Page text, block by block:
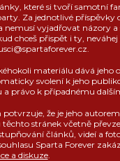
které si tvoří samotní
Za jednotlivé příspěvky
nemusí vyjadřovat názory a
chceš přispět i ty,
materiálu dává jeho
svolení k jeho
právo k případnému
že je jeho
těchto stránek včetně
článků, videí a
Sparta Forever
a diskuze.